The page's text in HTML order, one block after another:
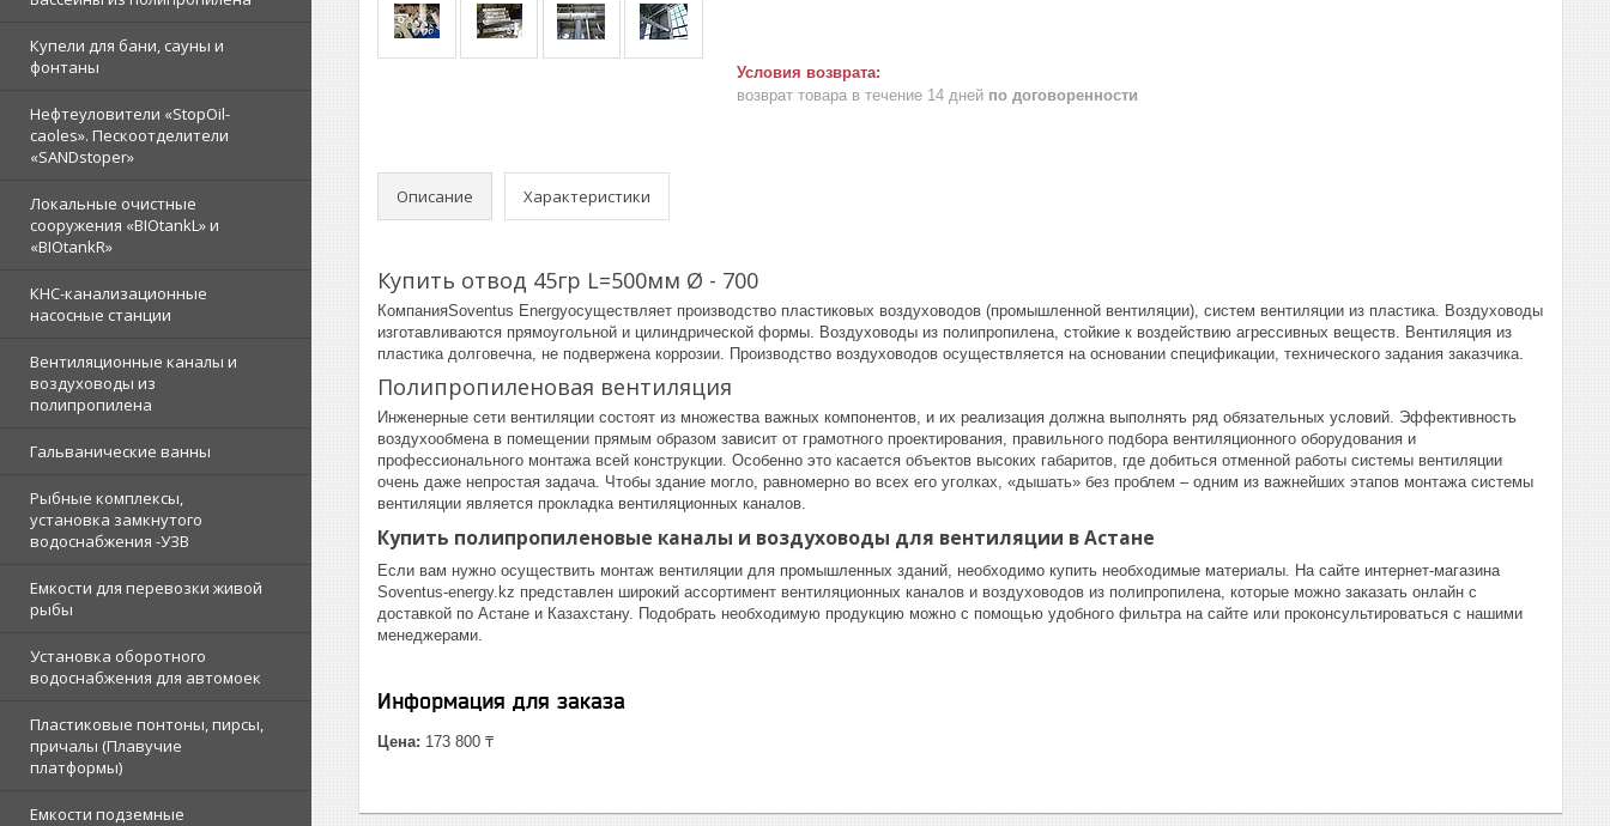
Купели для бани, сауны и
фонтаны
Нефтеуловители «StopOil-
caoles». Пескоотделители
«SANDstoper»
Локальные очистные
сооружения «BIOtankL» и
«BIOtankR»
КНС-канализационные
насосные станции
Вентиляционные каналы и
воздуховоды из
полипропилена
Гальванические ванны
Рыбные комплексы,
установка замкнутого
водоснабжения -УЗВ
Емкости для перевозки живой
рыбы
Установка оборотного
водоснабжения для автомоек
Пластиковые понтоны, пирсы,
причалы (Плавучие
платформы)
Емкости подземные
возврат товара в течение 14 дней по договоренности
Описание Характеристики
Купить отвод 45гр L=500мм Ø - 700
КомпанияSoventus Energyосуществляет производство пластиковых воздуховодов (промышленной вентиляции), систем вентиляции из пластика. Воздуховоды
изготавливаются прямоугольной и цилиндрической формы. Воздуховоды из полипропилена, стойкие к воздействию агрессивных веществ. Вентиляция из
пластика долговечна, не подвержена коррозии. Производство воздуховодов осуществляется на основании спецификации, технического задания заказчика.
Полипропиленовая вентиляция
Инженерные сети вентиляции состоят из множества важных компонентов, и их реализация должна выполнять ряд обязательных условий. Эффективность
воздухообмена в помещении прямым образом зависит от грамотного проектирования, правильного подбора вентиляционного оборудования и
профессионального монтажа всей конструкции. Особенно это касается объектов высоких габаритов, где добиться отменной работы системы вентиляции
очень даже непростая задача. Чтобы здание могло, равномерно во всех его уголках, «дышать» без проблем – одним из важнейших этапов монтажа системы
вентиляции является прокладка вентиляционных каналов.
Купить полипропиленовые каналы и воздуховоды для вентиляции в Астане
Если вам нужно осуществить монтаж вентиляции для промышленных зданий, необходимо купить необходимые материалы. На сайте интернет-магазина
Soventus-energy.kz представлен широкий ассортимент вентиляционных каналов и воздуховодов из полипропилена, которые можно заказать онлайн с
доставкой по Астане и Казахстану. Подобрать необходимую продукцию можно с помощью удобного фильтра на сайте или проконсультироваться с нашими
менеджерами.
Информация для заказа
Цена: 173 800 ₸